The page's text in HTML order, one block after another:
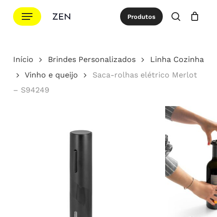
para
principal
Menu Produtos
procurar
Cotação Close
Início Brindes Personalizados
Linha Cozinha
Vinho e queijo
Saca-rolhas elétrico Merlot
– S94249